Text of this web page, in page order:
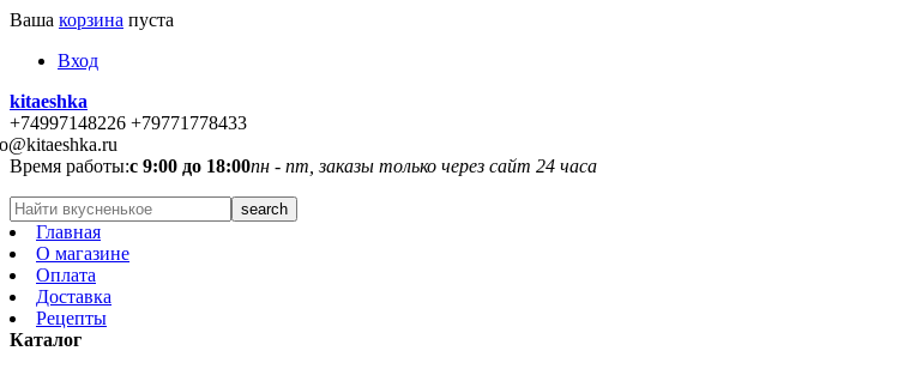
Ваша корзина пуста
Вход
kitaeshka
+74997148226 +79771778433
Время работы:с 9:00 до 18:00пн - пт, заказы только через сайт 24 часа
Главная
О магазине
Оплата
Доставка
Рецепты
Каталог